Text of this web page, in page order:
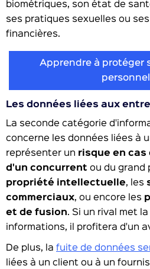
biométriques, son état de
ses pratiques sexuelles ou
financières.
Apprendre à protéger
Les données liées aux
La seconde catégorie
concerne les données liées à
représenter un risque en
d'un concurrent ou du grand
propriété intellectuelle, les
commerciaux, ou encore les
et de fusion. Si un rival met
informations, il profitera d'un
De plus, la fuite de données
liées à un client ou à un